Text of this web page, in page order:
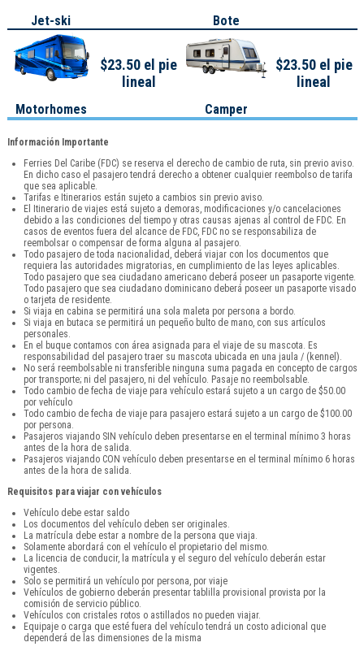
Jet-ski Bote
Motorhomes
$23.50 el pie
lineal
Camper
$23.50 el pie
lineal
Información Importante
Ferries Del Caribe (FDC) se reserva el derecho de cambio de ruta, sin previo aviso.
En dicho caso el pasajero tendrá derecho a obtener cualquier reembolso de tarifa
que sea aplicable.
Tarifas e Itinerarios están sujeto a cambios sin previo aviso.
El Itinerario de viajes está sujeto a demoras, modificaciones y/o cancelaciones
debido a las condiciones del tiempo y otras causas ajenas al control de FDC. En
casos de eventos fuera del alcance de FDC, FDC no se responsabiliza de
reembolsar o compensar de forma alguna al pasajero.
Todo pasajero de toda nacionalidad, deberá viajar con los documentos que
requiera las autoridades migratorias, en cumplimiento de las leyes aplicables.
Todo pasajero que sea ciudadano americano deberá poseer un pasaporte vigente.
Todo pasajero que sea ciudadano dominicano deberá poseer un pasaporte visado
o tarjeta de residente.
Si viaja en cabina se permitirá una sola maleta por persona a bordo.
Si viaja en butaca se permitirá un pequeño bulto de mano, con sus artículos
personales.
En el buque contamos con área asignada para el viaje de su mascota. Es
responsabilidad del pasajero traer su mascota ubicada en una jaula / (kennel).
No será reembolsable ni transferible ninguna suma pagada en concepto de cargos
por transporte; ni del pasajero, ni del vehículo. Pasaje no reembolsable.
Todo cambio de fecha de viaje para vehículo estará sujeto a un cargo de $50.00
por vehículo
Todo cambio de fecha de viaje para pasajero estará sujeto a un cargo de $100.00
por persona.
Pasajeros viajando SIN vehículo deben presentarse en el terminal mínimo 3 horas
antes de la hora de salida.
Pasajeros viajando CON vehículo deben presentarse en el terminal mínimo 6 horas
antes de la hora de salida.
Requisitos para viajar con vehículos
Vehículo debe estar saldo
Los documentos del vehículo deben ser originales.
La matrícula debe estar a nombre de la persona que viaja.
Solamente abordará con el vehículo el propietario del mismo.
La licencia de conducir, la matrícula y el seguro del vehículo deberán estar
vigentes.
Solo se permitirá un vehículo por persona, por viaje
Vehículos de gobierno deberán presentar tablilla provisional provista por la
comisión de servicio público.
Vehículos con cristales rotos o astillados no pueden viajar.
Equipaje o carga que esté fuera del vehículo tendrá un costo adicional que
dependerá de las dimensiones de la misma